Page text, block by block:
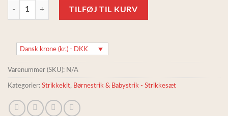
Stockholm Slipover Petiteknit, Frisenvang strikkesæt, 100% alpakauld
TILFØJ TIL KURV
Dansk krone (kr.) - DKK
Varenummer (SKU): N/A
Kategorier: Strikkekit, Børnestrik & Babystrik - Strikkesæt